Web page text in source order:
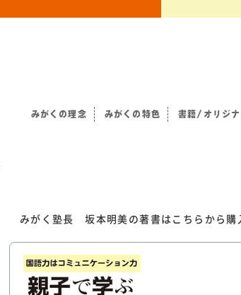
みがくの理念 みがくの特色 書籍/オリジナ
みがく塾長 坂本明美の著書はこちらから購